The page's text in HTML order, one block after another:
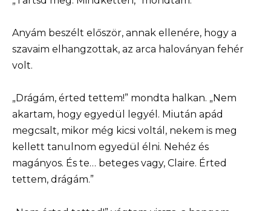
Anyám beszélt először, annak ellenére, hogy a
szavaim elhangzottak, az arca haloványan fehér
volt.
„Drágám, érted tettem!” mondta halkan. „Nem
akartam, hogy egyedül legyél. Miután apád
megcsalt, mikor még kicsi voltál, nekem is meg
kellett tanulnom egyedül élni. Nehéz és
magányos. És te… beteges vagy, Claire. Érted
tettem, drágám.”